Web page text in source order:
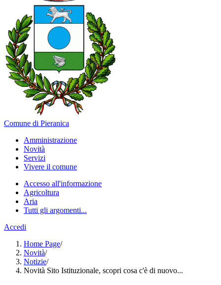
Comune di Pieranica
Amministrazione
Novità
Servizi
Vivere il comune
Accesso all'informazione
Agricoltura
Aria
Tutti gli argomenti...
Accedi
Home Page/
Novità/
Notizie/
Novità Sito Istituzionale, scopri cosa c'è di nuovo...